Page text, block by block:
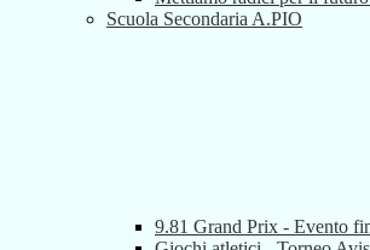
Scuola Secondaria A.PIO
9.81 Grand Prix - Evento